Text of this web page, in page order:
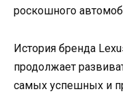
роскошного
История бренда
продолжает
самых успешных и